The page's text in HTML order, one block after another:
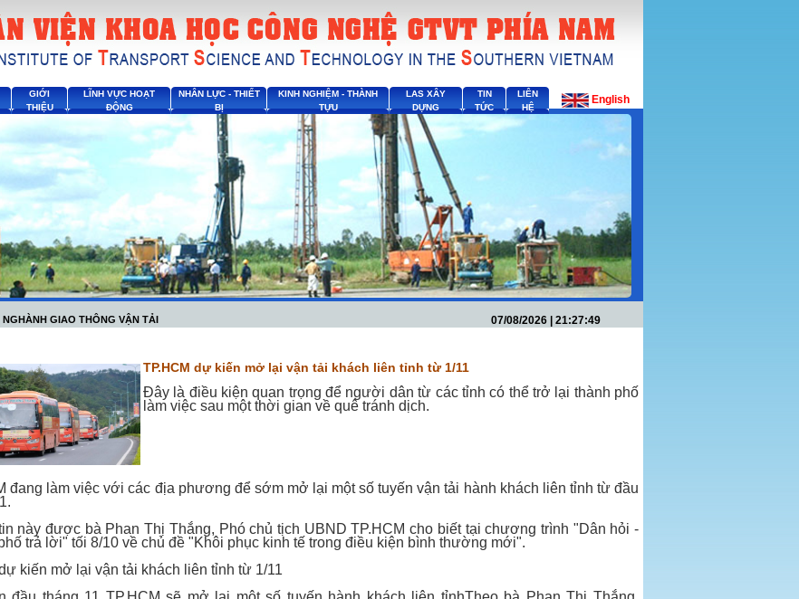
GIỚI
THIỆU
LĨNH VỰC HOẠT
ĐỘNG
NHÂN LỰC - THIẾT
BỊ
KINH NGHIỆM - THÀNH
TỰU
LAS XÂY
DỰNG
TIN
TỨC
LIÊN
HỆ
English
NGHÀNH GIAO THÔNG VẬN TẢI 07/08/2026 | 21:27:49
TP.HCM dự kiến mở lại vận tải khách liên tỉnh từ 1/11
Đây là điều kiện quan trọng để người dân từ các tỉnh có thể trở lại thành phố
làm việc sau một thời gian về quê tránh dịch.
đang làm việc với các địa phương để sớm mở lại một số tuyến vận tải hành khách liên tỉnh từ đầu
này được bà Phan Thị Thắng, Phó chủ tịch UBND TP.HCM cho biết tại chương trình "Dân hỏi -
trả lời" tối 8/10 về chủ đề "Khôi phục kinh tế trong điều kiện bình thường mới".
kiến mở lại vận tải khách liên tỉnh từ 1/11